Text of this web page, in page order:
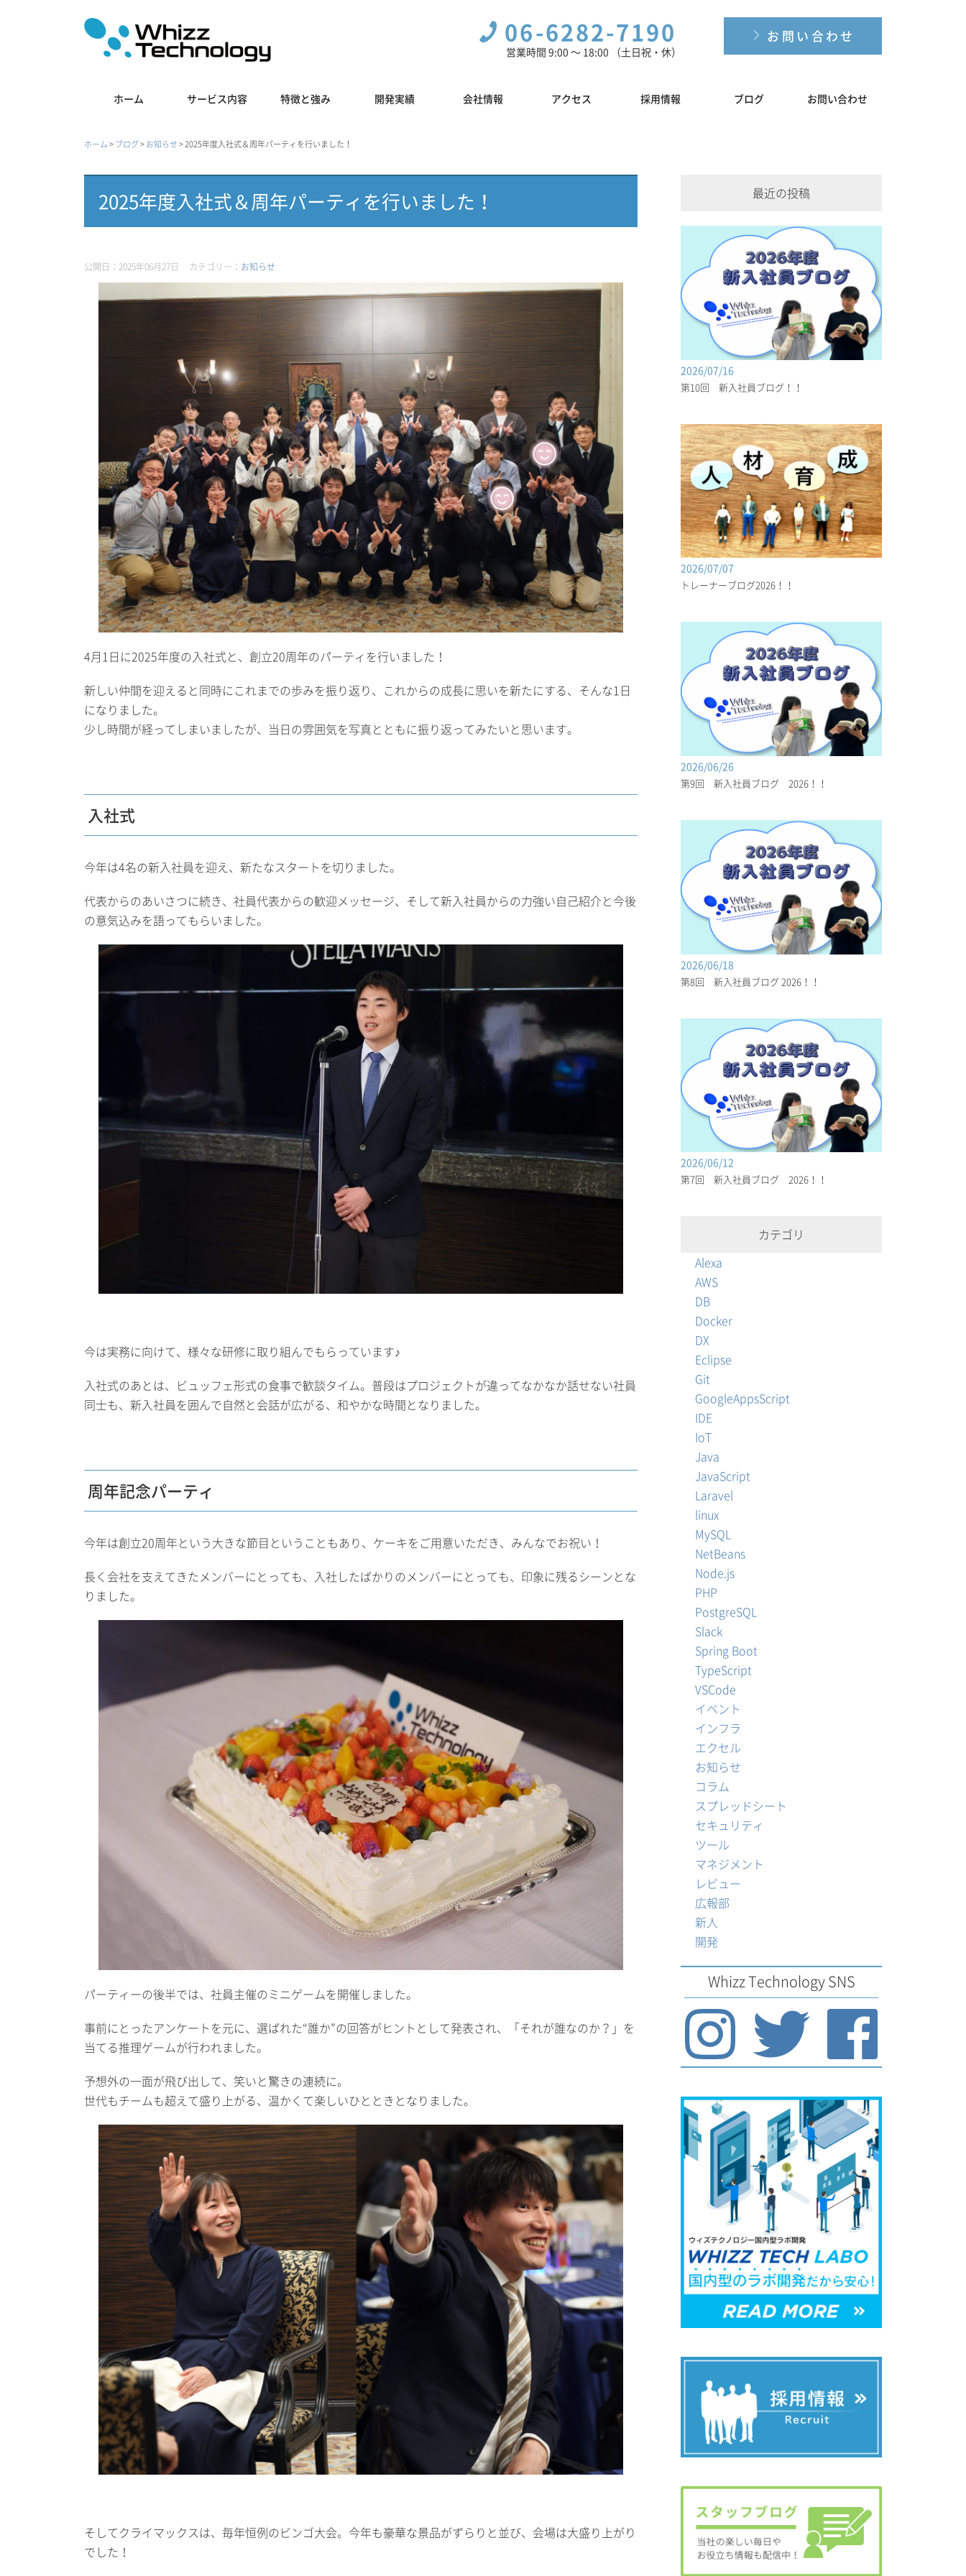
お問い合わせ
06-6282-7190
営業時間 9:00 〜 18:00 （土日祝・休）
ホーム サービス内容 特徴と強み 開発実績 会社情報 アクセス 採用情報 ブログ お問い合わせ
ホーム>ブログ>お知らせ>2025年度入社式＆周年パーティを行いました！
2025年度入社式＆周年パーティを行いました！
公開日：2025年06月27日 カテゴリー： お知らせ
4月1日に2025年度の入社式と、創立20周年のパーティを行いました！
新しい仲間を迎えると同時にこれまでの歩みを振り返り、これからの成長に思いを新たにする、そんな1日
になりました。
少し時間が経ってしまいましたが、当日の雰囲気を写真とともに振り返ってみたいと思います。
入社式
今年は4名の新入社員を迎え、新たなスタートを切りました。
代表からのあいさつに続き、社員代表からの歓迎メッセージ、そして新入社員からの力強い自己紹介と今後
の意気込みを語ってもらいました。
今は実務に向けて、様々な研修に取り組んでもらっています♪
入社式のあとは、ビュッフェ形式の食事で歓談タイム。普段はプロジェクトが違ってなかなか話せない社員
同士も、新入社員を囲んで自然と会話が広がる、和やかな時間となりました。
周年記念パーティ
今年は創立20周年という大きな節目ということもあり、ケーキをご用意いただき、みんなでお祝い！
長く会社を支えてきたメンバーにとっても、入社したばかりのメンバーにとっても、印象に残るシーンとな
りました。
パーティーの後半では、社員主催のミニゲームを開催しました。
事前にとったアンケートを元に、選ばれた“誰か”の回答がヒントとして発表され、「それが誰なのか？」を
当てる推理ゲームが行われました。
予想外の一面が飛び出して、笑いと驚きの連続に。
世代もチームも超えて盛り上がる、温かくて楽しいひとときとなりました。
そしてクライマックスは、毎年恒例のビンゴ大会。今年も豪華な景品がずらりと並び、会場は大盛り上がり
でした！
最近の投稿
2026/07/16
第10回 新入社員ブログ！！
2026/07/07
トレーナーブログ2026！！
2026/06/26
第9回 新入社員ブログ 2026！！
2026/06/18
第8回 新入社員ブログ 2026！！
2026/06/12
第7回 新入社員ブログ 2026！！
カテゴリ
Alexa
AWS
DB
Docker
DX
Eclipse
Git
GoogleAppsScript
IDE
IoT
Java
JavaScript
Laravel
linux
MySQL
NetBeans
Node.js
PHP
PostgreSQL
Slack
Spring Boot
TypeScript
VSCode
イベント
インフラ
エクセル
お知らせ
コラム
スプレッドシート
セキュリティ
ツール
マネジメント
レビュー
広報部
新人
開発
Whizz Technology SNS